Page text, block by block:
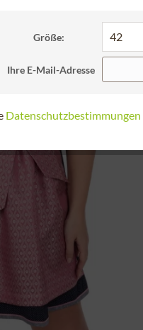
Größe:
Ihre E-Mail-Adresse
Datenschutzbestimmungen